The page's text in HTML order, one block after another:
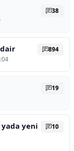
38
894
19
yeni
10